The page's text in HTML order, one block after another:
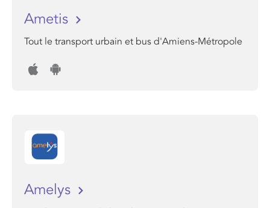
Ametis
Tout le transport urbain et bus d'Amiens-Métropole
Amelys